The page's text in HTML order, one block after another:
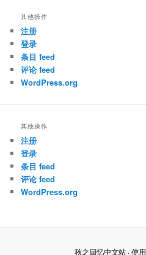
其他操作
注册
登录
条目 feed
评论 feed
WordPress.org
其他操作
注册
登录
条目 feed
评论 feed
WordPress.org
秋之回忆中文站 · 使